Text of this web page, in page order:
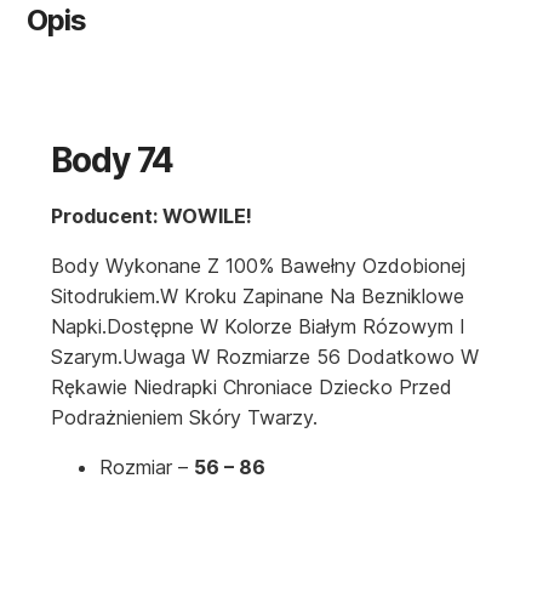
Opis
Body 74
Producent: WOWILE!
Body Wykonane Z 100% Bawełny Ozdobionej
Sitodrukiem.W Kroku Zapinane Na Bezniklowe
Napki.Dostępne W Kolorze Białym Rózowym I
Szarym.Uwaga W Rozmiarze 56 Dodatkowo W
Rękawie Niedrapki Chroniace Dziecko Przed
Podrażnieniem Skóry Twarzy.
Rozmiar – 56 – 86